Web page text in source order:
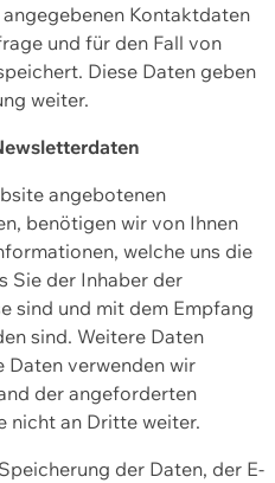
Kontaktdaten
und für den Fall von
Diese Daten geben
weiter.
angebotenen
benötigen wir von Ihnen
welche uns die
Sie der Inhaber der
sind und mit dem Empfang
sind. Weitere Daten
Daten verwenden wir
der angeforderten
nicht an Dritte weiter.
der Daten, der E-